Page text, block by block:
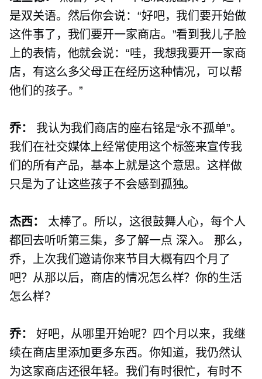
是双关语。然后你会说：“好吧，我们要开始做
这件事了，我们要开一家商店。”看到我儿子脸
上的表情，他就会说：“哇，我想我要开一家商
店，有这么多父母正在经历这种情况，可以帮
他们的孩子。”
乔：
我认为我们商店的座右铭是“永不孤单”。
我们在社交媒体上经常使用这个标签来宣传我
们的所有产品，基本上就是这个意思。这样做
只是为了让这些孩子不会感到孤独。
杰西：
太棒了。所以，这很鼓舞人心，每个人
都回去听听第三集，多了解一点 深入。
那么，
乔，上次我们邀请你来节目大概有四个月了
吧？从那以后，商店的情况怎么样？你的生活
怎么样？
乔：
好吧，从哪里开始呢？四个月以来，我继
续在商店里添加更多东西。你知道，我仍然认
为这家商店还很年轻。我们有时很忙，有时不